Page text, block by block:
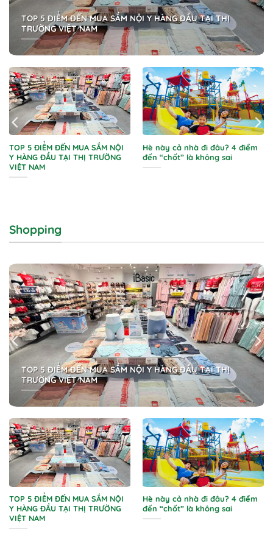
TOP 5 ĐIỂM ĐẾN MUA SẮM NỘI Y HÀNG ĐẦU TẠI THỊ
TRƯỜNG VIỆT NAM
TOP 5 ĐIỂM ĐẾN MUA SẮM NỘI
Y HÀNG ĐẦU TẠI THỊ TRƯỜNG
VIỆT NAM
Hè này cả nhà đi đâu? 4 điểm
đến “chốt” là không sai
Shopping
TOP 5 ĐIỂM ĐẾN MUA SẮM NỘI Y HÀNG ĐẦU TẠI THỊ
TRƯỜNG VIỆT NAM
TOP 5 ĐIỂM ĐẾN MUA SẮM NỘI
Y HÀNG ĐẦU TẠI THỊ TRƯỜNG
VIỆT NAM
Hè này cả nhà đi đâu? 4 điểm
đến “chốt” là không sai